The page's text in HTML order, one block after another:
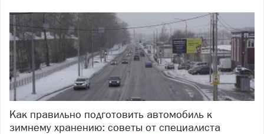
Как правильно подготовить автомобиль к
зимнему хранению: советы от специалиста